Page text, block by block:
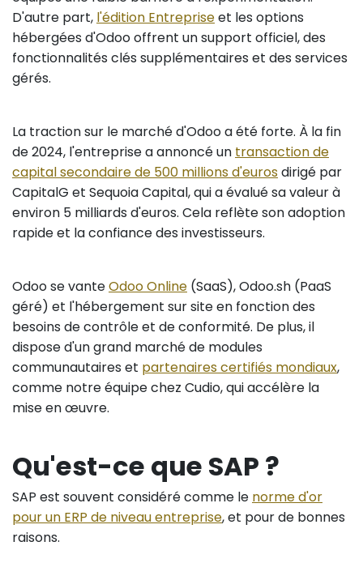
D'autre part, l'édition Entrepriseet les options
hébergées d'Odoo offrent un support officiel, des
fonctionnalités clés supplémentaires et des services
gérés.
La traction sur le marché d'Odoo a été forte. À la fin
de 2024, l'entreprise a annoncé un transaction de
capital secondaire de 500 millions d'eurosdirigé par
CapitalG et Sequoia Capital, qui a évalué sa valeur à
environ 5 milliards d'euros. Cela reflète son adoption
rapide et la confiance des investisseurs.
Odoo se vanteOdoo Online (SaaS), Odoo.sh (PaaS
géré) et l'hébergement sur site en fonction des
besoins de contrôle et de conformité. De plus, il
dispose d'un grand marché de modules
communautaires et partenaires certifiés mondiaux,
comme notre équipe chez Cudio, qui accélère la
mise en œuvre.
Qu'est-ce que SAP ?
SAP est souvent considéré comme le norme d'or
pour un ERP de niveau entreprise, et pour de bonnes
raisons.